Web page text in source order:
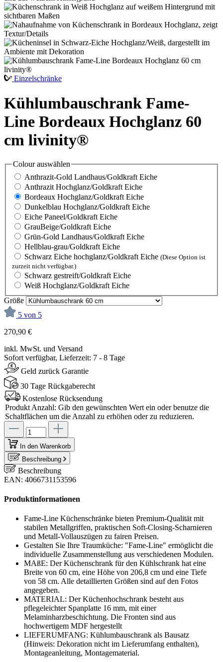
Einzelschränke
Kühlumbauschrank Fame-
Line Bordeaux Hochglanz 60
cm livinity®
Colourauswählen
Anthrazit-Gold Landhaus/Goldkraft Eiche
Anthrazit Hochglanz/Goldkraft Eiche
Bordeaux Hochglanz/Goldkraft Eiche
Dunkelblau Hochglanz/Goldkraft Eiche
Eiche Paneel/Goldkraft Eiche
GrauBeige/Goldkraft Eiche
Grün-Gold Landhaus/Goldkraft Eiche
Hellblau-grau/Goldkraft Eiche
Schwarz Eiche hochglanz/Goldkraft Eiche (Diese Option ist
zurzeit nicht verfügbar.)
Schwarz gestreift/Goldkraft Eiche
Weiß Hochglanz/Goldkraft Eiche
Größe
5 von 5
270,90 €
inkl. MwSt. und Versand
Sofort verfügbar, Lieferzeit: 7 - 8 Tage
Geld zurück Garantie
30 Tage Rückgaberecht
Kostenlose Rücksendung
Produkt Anzahl: Gib den gewünschten Wert ein oder benutze die
Schaltflächen um die Anzahl zu erhöhen oder zu reduzieren.
In den Warenkorb
Beschreibung
Beschreibung
EAN: 4066731153596
Produktinformationen
Fame-Line Küchenschränke bieten Premium-Qualität mit
stabilen Metallgriffen, praktischen Soft-Closing-Scharnieren
und Metall-Vollauszügen zu fairen Preisen.
Gestalten Sie Ihre Traumküche: "Fame-Line" ermöglicht die
individuelle Zusammenstellung aus verschiedenen Modulen.
MAßE: Der Küchenschrank für den Kühlschrank hat eine
Breite von 60 cm, eine Höhe von 206,8 cm und eine Tiefe
von 58 cm. Alle detaillierten Größen sind auf den Fotos
angegeben.
MATERIAL: Der Küchenhochschrank besteht aus
pflegeleichter Spanplatte 16 mm, mit einer
Melaminharzbeschichtung. Die Fronten sind aus
hochwertigem MDF hergestellt
LIEFERUMFANG: Kühlumbauschrank als Bausatz
(Hinweis: Dekoration nicht im Lieferumfang enthalten),
Montageanleitung, Montagematerial.